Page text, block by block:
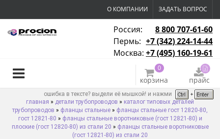
О КОМПАНИИ ЗАДАТЬ ВОПРОС
Россия:
8 800 707-61-60
Пермь: +7 (342) 224-14-44
Москва: +7 (495) 160-19-61
0
корзина прайс
ошибка в тексте? выдели её мышкой! и нажми
главная » детали трубопроводов » каталог типовых деталей
трубопроводов » фланцы стальные » фланцы стальные гост 12820-80,
гост 12821-80 » фланцы стальные воротниковые (гост 12821-80) и
плоские (гост 12820-80) из стали 20 » фланцы стальные воротниковые
(гост 12821-80) из стали 20